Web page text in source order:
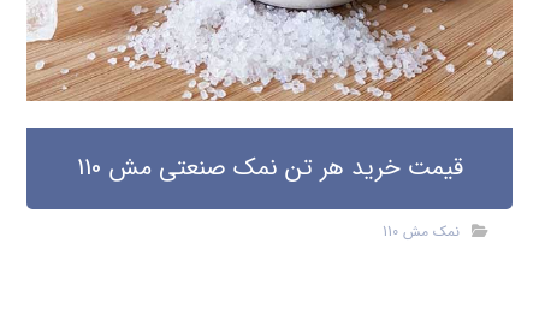
قیمت خرید هر تن نمک صنعتی مش 110
نمک مش 110